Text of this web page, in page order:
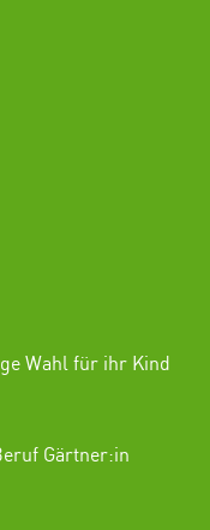
Wahl für ihr Kind
Gärtner:in